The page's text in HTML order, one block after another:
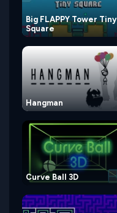
Big FLAPPY Tower Tiny
Square
Hangman
Curve Ball 3D